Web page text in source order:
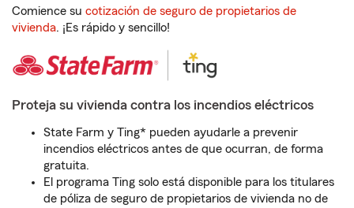
Comience su cotización de seguro de propietarios de
vivienda. ¡Es rápido y sencillo!
Proteja su vivienda contra los incendios eléctricos
State Farm y Ting* pueden ayudarle a prevenir
incendios eléctricos antes de que ocurran, de forma
gratuita.
El programa Ting solo está disponible para los titulares
de póliza de seguro de propietarios de vivienda no de